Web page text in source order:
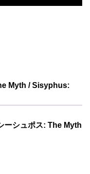
Myth / Sisyphus:
ーシュポス: The Myth